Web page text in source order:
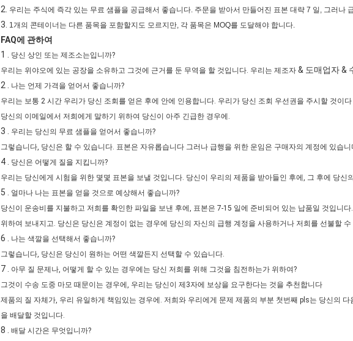
2. 우리는 주식에 즉각 있는 무료 샘플을 공급해서 좋습니다. 주문을 받아서 만들어진 표본 대략 7 일, 그러나
3. 1개의 콘테이너는 다른 품목을 포함할지도 모르지만, 각 품목은 MOQ를 도달해야 합니다.
FAQ에 관하여
1 . 당신 상인 또는 제조소는입니까?
우리는 위야오에 있는 공장을 소유하고 그것에 근거를 둔 무역을 할 것입니다. 우리는 제조자 & 도매업자 &
2 . 나는 언제 가격을 얻어서 좋습니까?
우리는 보통 2 시간 우리가 당신 조회를 얻은 후에 안에 인용합니다. 우리가 당신 조회 우선권을 주시할 것이
당신의 이메일에서 저희에게 말하기 위하여 당신이 아주 긴급한 경우에.
3 . 우리는 당신의 무료 샘플을 얻어서 좋습니까?
그렇습니다, 당신은 할 수 있습니다. 표본은 자유롭습니다 그러나 급행을 위한 운임은 구매자의 계정에 있습니
4 . 당신은 어떻게 질을 지킵니까?
우리는 당신에게 시험을 위한 몇몇 표본을 보낼 것입니다. 당신이 우리의 제품을 받아들인 후에, 그 후에 당신
5 . 얼마나 나는 표본을 얻을 것으로 예상해서 좋습니까?
당신이 운송비를 지불하고 저희를 확인한 파일을 보낸 후에, 표본은 7-15 일에 준비되어 있는 납품일 것입니
위하여 보내지고. 당신은 당신은 계정이 없는 경우에 당신의 자신의 급행 계정을 사용하거나 저희를 선불할 수
6 . 나는 색깔을 선택해서 좋습니까?
그렇습니다, 당신은 당신이 원하는 어떤 색깔든지 선택할 수 있습니다.
7 . 아무 질 문제나, 어떻게 할 수 있는 경우에는 당신 저희를 위해 그것을 침전하는가 위하여?
그것이 수송 도중 마모 때문이는 경우에, 우리는 당신이 제3자에 보상을 요구한다는 것을 추천합니다
제품의 질 자체가, 우리 유일하게 책임있는 경우에. 저희와 우리에게 문제 제품의 부분 첫번째 pls는 당신의
을 배달할 것입니다.
8 . 배달 시간은 무엇입니까?